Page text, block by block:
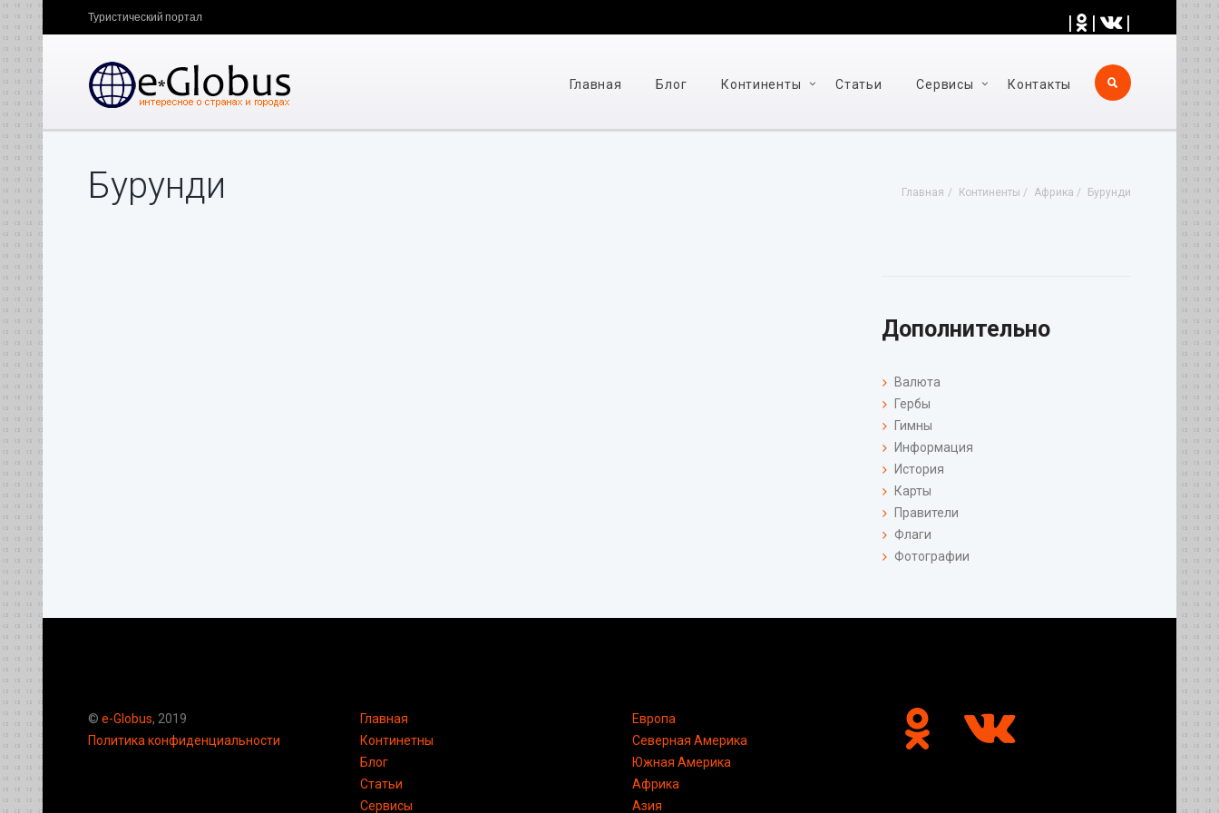
| | |
Туристический портал
Главная Блог Континенты Статьи Cервисы Контакты
Главная Континенты Африка Бурунди
Бурунди
Дополнительно
Валюта
Гербы
Гимны
Информация
История
Карты
Правители
Флаги
Фотографии
© e-Globus, 2019
Политика конфиденциальности
Главная
Континетны
Блог
Статьи
Сервисы
Европа
Северная Америка
Южная Америка
Африка
Азия